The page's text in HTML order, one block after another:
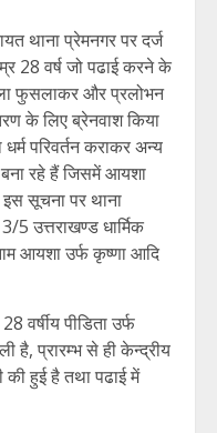
थाना प्रेमनगर पर दर्ज
28 वर्ष जो पढाई करने के
फुसलाकर और प्रलोभन
के लिए ब्रेनवाश किया
परिवर्तन कराकर अन्य
बना रहे हैं जिसमें आयशा
सूचना पर थाना
उत्तराखण्ड धार्मिक
आयशा उर्फ कृष्णा आदि
वर्षीय पीडिता उर्फ
है, प्रारम्भ से ही केन्द्रीय
हुई है तथा पढाई में